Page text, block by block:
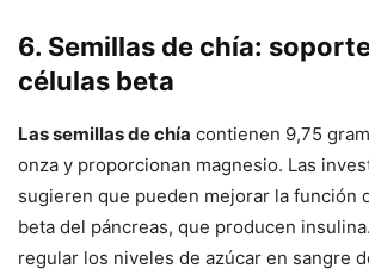
6. Semillas de chía:
células beta
Las semillas de chía contienen 9,75
onza y proporcionan magnesio. Las
sugieren que pueden mejorar la función
beta del páncreas, que producen
regular los niveles de azúcar en sangre